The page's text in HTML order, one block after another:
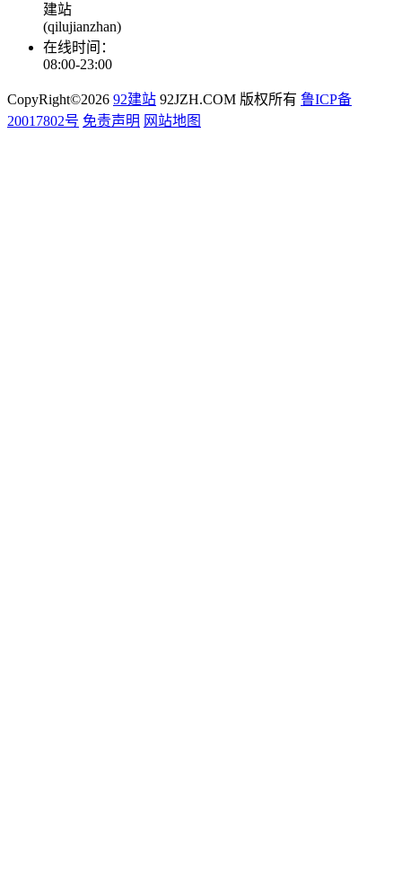
建站
(qilujianzhan)
在线时间：
08:00-23:00
CopyRight©2026 92建站 92JZH.COM 版权所有 鲁ICP备
20017802号 免责声明 网站地图